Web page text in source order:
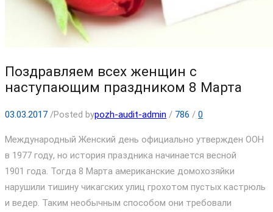
Поздравляем всех женщин с
наступающим праздником 8 Марта
03.03.2017 /Posted bypozh-audit-admin / 786 / 0
Международный Женский день официально утвержден ООН
в 1977 году, но история праздника начинается весной
1901 года. Тогда 8 Марта американские домохозяйки
нарушили тишину чикагских улиц грохотом пустых кастрюль
и ведер. Таким необычным способом они требовали